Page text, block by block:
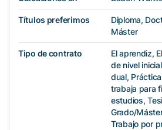
Títulos preferimos
Diploma,
Máster
Tipo de contrato
El aprendiz,
de nivel
dual,
trabaja para
estudios,
Grado/
Trabajo por